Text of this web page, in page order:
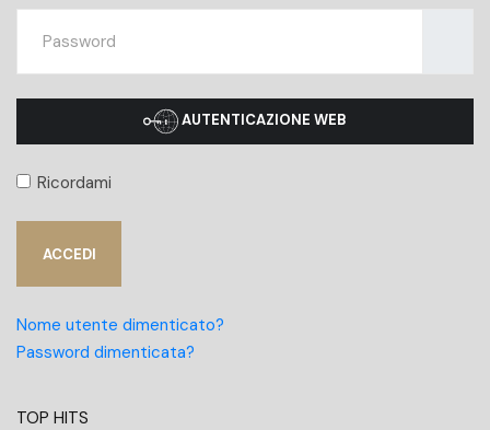
AUTENTICAZIONE WEB
Ricordami
ACCEDI
Nome utente dimenticato?
Password dimenticata?
TOP HITS